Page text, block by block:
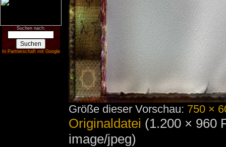
Suchen nach:
In Partnerschaft mit Google
Größe dieser Vorschau: 750 ×
Originaldatei (1.200 × 960
image/jpeg)